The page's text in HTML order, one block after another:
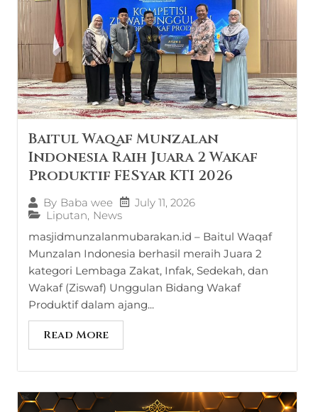
Baitul Waqaf Munzalan
Indonesia Raih Juara 2 Wakaf
Produktif FESyar KTI 2026
By Baba wee
July 11, 2026
Liputan News
masjidmunzalanmubarakan.id – Baitul Waqaf
Munzalan Indonesia berhasil meraih Juara 2
kategori Lembaga Zakat, Infak, Sedekah, dan
Wakaf (Ziswaf) Unggulan Bidang Wakaf
Produktif dalam ajang...
Read More